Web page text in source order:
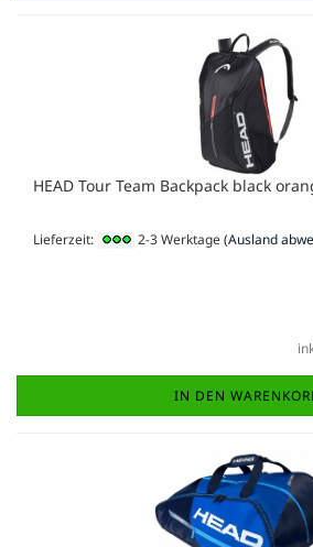
HEAD Tour Team Backpack black
Lieferzeit: 2-3 Werktage(Ausland
IN DEN